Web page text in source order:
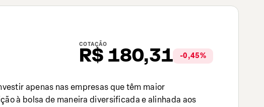
COTAÇÃO
R$ 180,31 -0,45%
apenas nas empresas que têm maior
à bolsa de maneira diversificada e alinhada aos